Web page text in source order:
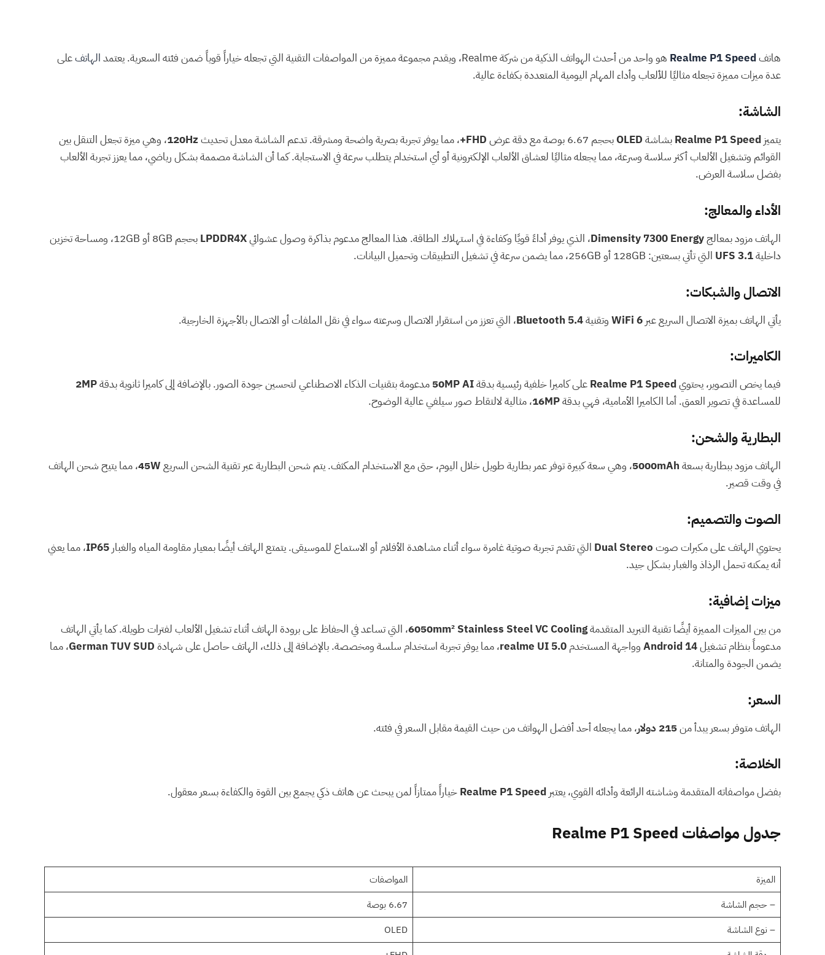
هاتفRealme P1 Speed هو واحد من أحدث الهواتف الذكية من شركة Realme، ويقدم مجموعة مميزة من المواصفات التقنية التي تجعله خياراً قوياً ضمن فئته السعرية. يعتمد الهاتفعلى
عدة ميزات مميزة تجعله مثاليًا للألعاب وأداء المهام اليومية المتعددة بكفاءة عالية.
الشاشة:
يتميز Realme P1 Speed بشاشة OLEDبحجم 6.67 بوصة مع دقة عرض FHD+ ، مما يوفر تجربة بصرية واضحة ومشرقة. تدعم الشاشة معدل تحديث120Hz، وهي ميزة تجعل التنقل بين
القوائم وتشغيل الألعاب أكثر سلاسة وسرعة، مما يجعله مثاليًا لعشاق الألعاب الإلكترونية أو أي استخدام يتطلب سرعة في الاستجابة. كما أن الشاشة مصممة بشكل رياضي، مما يعزز تجربة الألعاب
بفضل سلاسة العرض.
الأداء والمعالج:
الهاتف مزود بمعالجDimensity 7300 Energy، الذي يوفر أداءً قويًا وكفاءة في استهلاك الطاقة. هذا المعالج مدعوم بذاكرة وصول عشوائيLPDDR4X
بحجم 8GB أو 12GB، ومساحة تخزين
داخليةUFS 3.1 التي تأتي بسعتين: 128GB أو 256GB، مما يضمن سرعة في تشغيل التطبيقات وتحميل البيانات.
الاتصال والشبكات:
يأتي الهاتف بميزة الاتصال السريع عبر WiFi 6 وتقنيةBluetooth 5.4، التي تعزز من استقرار الاتصال وسرعته سواء في نقل الملفات أو الاتصال بالأجهزة الخارجية.
الكاميرات:
فيما يخص التصوير، يحتويRealme P1 Speed على كاميرا خلفية رئيسية بدقة50MP AI مدعومة بتقنيات الذكاء الاصطناعي لتحسين جودة الصور. بالإضافة إلى كاميرا ثانوية بدقة2MP
للمساعدة في تصوير العمق. أما الكاميرا الأمامية، فهي بدقة16MP، مثالية لالتقاط صور سيلفي عالية الوضوح.
البطارية والشحن:
الهاتف مزود ببطارية بسعة 5000mAh، وهي سعة كبيرة توفر عمر بطارية طويل خلال اليوم، حتى مع الاستخدام المكثف. يتم شحن البطارية عبر تقنية الشحن السريع 45W، مما يتيح شحن الهاتف
في وقت قصير.
الصوت والتصميم:
يحتوي الهاتف على مكبرات صوت Dual Stereo التي تقدم تجربة صوتية غامرة سواء أثناء مشاهدة الأفلام أو الاستماع للموسيقى. يتمتع الهاتف أيضًا بمعيار مقاومة المياه والغبار IP65، مما يعني
أنه يمكنه تحمل الرذاذ والغبار بشكل جيد.
ميزات إضافية:
من بين الميزات المميزة أيضًا تقنية التبريد المتقدمة6050mm² Stainless Steel VC Cooling، التي تساعد في الحفاظ على برودة الهاتف أثناء تشغيل الألعاب لفترات طويلة. كما يأتي الهاتف
مدعوماً بنظام تشغيلAndroid 14 وواجهة المستخدم realme UI 5.0، مما يوفر تجربة استخدام سلسة ومخصصة. بالإضافة إلى ذلك، الهاتف حاصل على شهادة German TUV SUD، مما
يضمن الجودة والمتانة.
السعر:
الهاتف متوفر بسعر يبدأ من215 دولار ، مما يجعله أحد أفضل الهواتف من حيث القيمة مقابل السعر في فئته.
الخلاصة:
بفضل مواصفاته المتقدمة وشاشته الرائعة وأدائه القوي، يعتبر Realme P1 Speed خياراً ممتازاً لمن يبحث عن هاتف ذكي يجمع بين القوة والكفاءة بسعر معقول.
جدول مواصفات Realme P1 Speed
الميزة
المواصفات
– حجم الشاشة
6.67 بوصة
– نوع الشاشة
OLED